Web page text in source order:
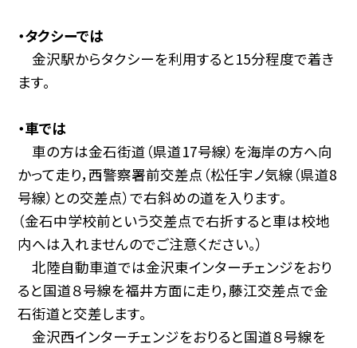
・タクシーでは
金沢駅からタクシーを利用すると15分程度で着き
ます。
・車では
車の方は金石街道（県道17号線）を海岸の方へ向
かって走り，西警察署前交差点（松任宇ノ気線（県道8
号線）との交差点）で右斜めの道を入ります。
（金石中学校前という交差点で右折すると車は校地
内へは入れませんのでご注意ください。）
北陸自動車道では金沢東インターチェンジをおり
ると国道８号線を福井方面に走り，藤江交差点で金
石街道と交差します。
金沢西インターチェンジをおりると国道８号線を